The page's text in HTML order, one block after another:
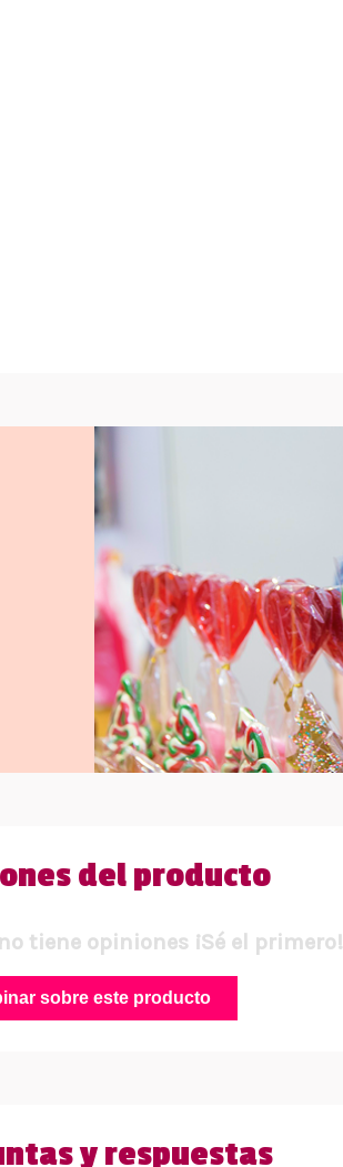
del producto
tiene opiniones ¡Sé el primero!
sobre este producto
y respuestas